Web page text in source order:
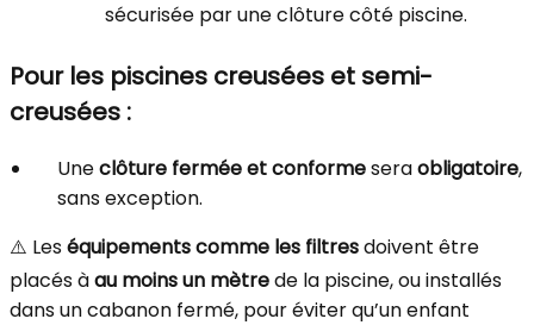
sécurisée par une clôture côté piscine.
Pour les piscines creusées et semi-
creusées :
Uneclôture fermée et conformeseraobligatoire,
sans exception.
⚠️ Leséquipements comme les filtresdoivent être
placés àau moins un mètrede la piscine, ou installés
dans un cabanon fermé, pour éviter qu’un enfant